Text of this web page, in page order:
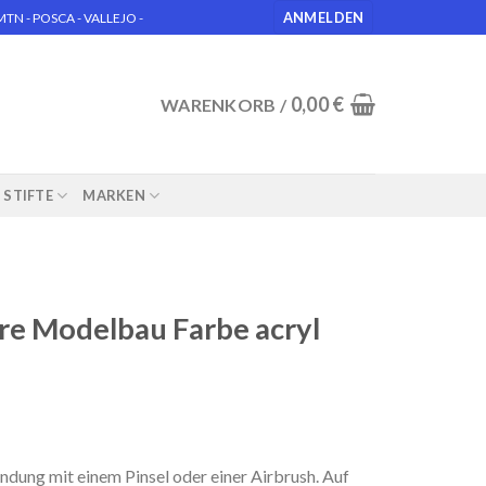
- POSCA - VALLEJO - ANMELDEN
WARENKORB / 0,00€
STIFTE MARKEN
Modelbau Farbe acryl
mit einem Pinsel oder einer Airbrush. Auf